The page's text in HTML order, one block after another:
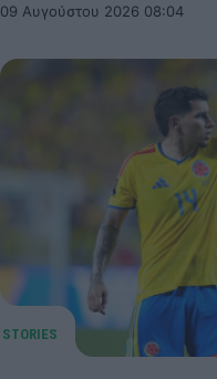
09 Αυγούστου 2026 08:04